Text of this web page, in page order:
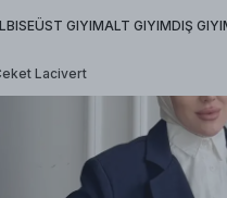
ÜST GIYIMALT GIYIMDIŞ
Lacivert